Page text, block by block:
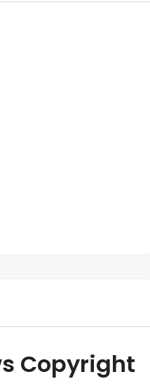
Copyright